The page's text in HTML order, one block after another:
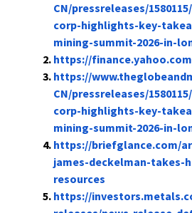
CN/pressreleases/
corp-highlights-key-
mining-summit-2026-in-
https://
https://
CN/pressreleases/
corp-highlights-key-
mining-summit-2026-in-
https://briefglance.com/
james-deckelman-takes-
resources
https://